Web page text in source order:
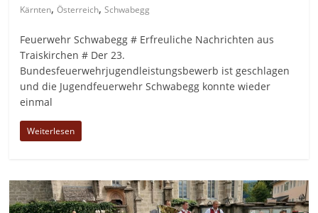
Kärnten,Österreich,Schwabegg
Feuerwehr Schwabegg # Erfreuliche Nachrichten aus
Traiskirchen # Der 23.
Bundesfeuerwehrjugendleistungsbewerb ist geschlagen
und die Jugendfeuerwehr Schwabegg konnte wieder
einmal
Weiterlesen